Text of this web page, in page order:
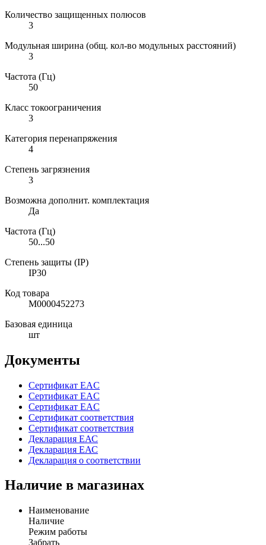
Количество защищенных полюсов
3
Модульная ширина (общ. кол-во модульных расстояний)
3
Частота (Гц)
50
Класс токоограничения
3
Категория перенапряжения
4
Степень загрязнения
3
Возможна дополнит. комплектация
Да
Частота (Гц)
50...50
Степень защиты (IP)
IP30
Код товара
М0000452273
Базовая единица
шт
Документы
Сертификат EAC
Сертификат EAC
Сертификат EAC
Сертификат соответствия
Сертификат соответствия
Декларация ЕАС
Декларация ЕАС
Декларация о соответствии
Наличие в магазинах
Наименование
Наличие
Режим работы
Забрать